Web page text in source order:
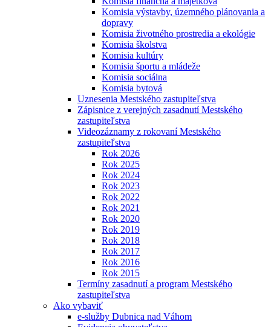
Komisia výstavby, územného plánovania a
dopravy
Komisia životného prostredia a ekológie
Komisia školstva
Komisia kultúry
Komisia športu a mládeže
Komisia sociálna
Komisia bytová
Uznesenia Mestského zastupiteľstva
Zápisnice z verejných zasadnutí Mestského
zastupiteľstva
Videozáznamy z rokovaní Mestského
zastupiteľstva
Rok 2026
Rok 2025
Rok 2024
Rok 2023
Rok 2022
Rok 2021
Rok 2020
Rok 2019
Rok 2018
Rok 2017
Rok 2016
Rok 2015
Termíny zasadnutí a program Mestského
zastupiteľstva
Ako vybaviť
e-služby Dubnica nad Váhom